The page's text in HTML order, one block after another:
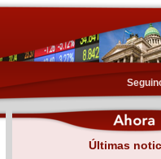
Últimas